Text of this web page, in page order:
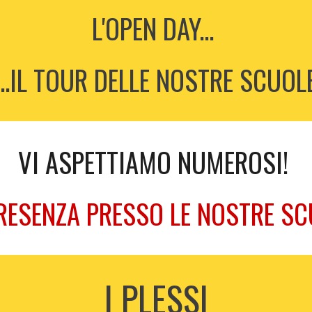
L'OPEN DAY...
TOUR DELLE NOSTRE
VI ASPETTIAMO NUMEROSI!
PRESSO LE NOSTRE
I PLESSI